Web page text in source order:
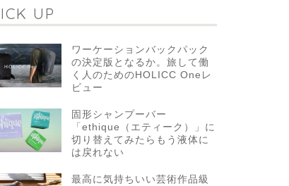
UP
ワーケーションバックパック
の決定版となるか。旅して働
く人のためのHOLICC Oneレ
ビュー
固形シャンプーバー
「ethique（エティーク）」に
切り替えてみたらもう液体に
は戻れない
最高に気持ちいい芸術作品級